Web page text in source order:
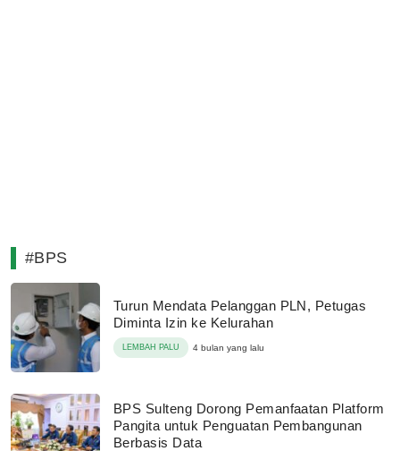
#BPS
Turun Mendata Pelanggan PLN, Petugas
Diminta Izin ke Kelurahan
LEMBAH PALU 4 bulan yang lalu
BPS Sulteng Dorong Pemanfaatan Platform
Pangita untuk Penguatan Pembangunan
Berbasis Data